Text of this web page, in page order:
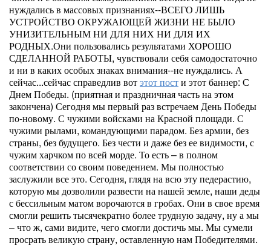
нуждались в массовых признаниях--ВСЕГО ЛИШЬ
УСТРОЙСТВО ОКРУЖАЮЩЕЙ ЖИЗНИ НЕ БЫЛО
УНИЗИТЕЛЬНЫМ НИ ДЛЯ НИХ НИ ДЛЯ ИХ
РОДНЫХ.Они пользовались результатами ХОРОШО
СДЕЛАННОЙ РАБОТЫ, чувствовали себя самодостаточно
и ни в каких особых знаках внимания--не нуждались. А
сейчас...сейчас справедлив вотэтот пости этот баннер: С
Днем Победы. (приятная и праздничная часть на этом
закончена) Сегодня мы первый раз встречаем День Победы
по-новому. С чужими войсками на Красной площади. С
чужими рылами, командующими парадом. Без армии, без
страны, без будущего. Без чести и даже без ее видимости, с
чужим харчком по всей морде. То есть – в полном
соответствии со своим поведением. Мы полностью
заслужили все это. Сегодня, глядя на всю эту педерастию,
которую мы дозволили развести на нашей земле, наши деды
с бессильным матом ворочаются в гробах. Они в свое время
смогли решить тысячекратно более трудную задачу, ну а мы
– что ж, сами видите, чего смогли достичь мы. Мы сумели
просрать великую страну, оставленную нам Победителями.